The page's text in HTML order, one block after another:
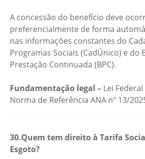
A concessão do benefício deve
preferencialmente de forma
nas informações constantes do
Programas Sociais (CadÚnico) e do
Prestação Continuada (BPC).
Fundamentação legal – Lei
Norma de Referência ANA nº 13/
30.Quem tem direito à Tarifa
Esgoto?